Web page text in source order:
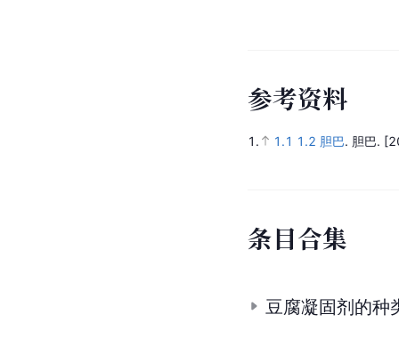
参考资料
1. 1.1 1.2 胆巴. 胆巴.
条目合集
豆腐凝固剂的种